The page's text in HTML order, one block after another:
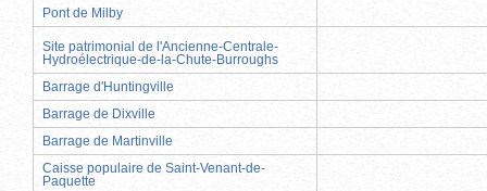
Pont de Milby
Site patrimonial de l'Ancienne-Centrale-
Hydroélectrique-de-la-Chute-Burroughs
Barrage d'Huntingville
Barrage de Dixville
Barrage de Martinville
Caisse populaire de Saint-Venant-de-
Paquette